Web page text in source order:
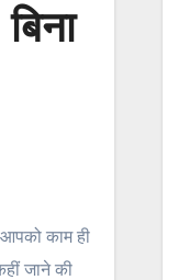
काम ही
जाने की